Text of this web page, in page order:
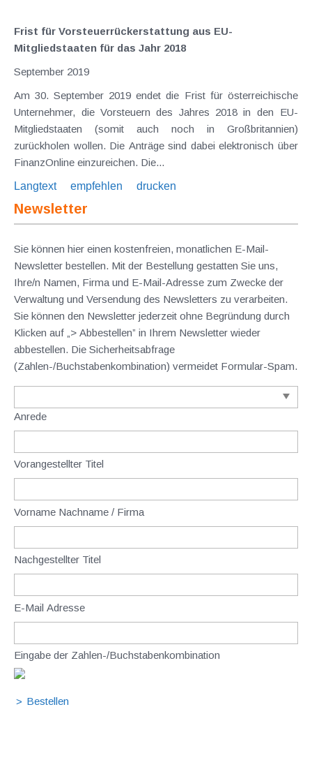
Frist für Vorsteuerrückerstattung aus EU-
Mitgliedstaaten für das Jahr 2018
September 2019
Am 30. September 2019 endet die Frist für österreichische
Unternehmer, die Vorsteuern des Jahres 2018 in den EU-
Mitgliedstaaten (somit auch noch in Großbritannien)
zurückholen wollen. Die Anträge sind dabei elektronisch über
FinanzOnline einzureichen. Die...
Langtext
empfehlen drucken
Newsletter
Sie können hier einen kostenfreien, monatlichen E-Mail-
Newsletter bestellen. Mit der Bestellung gestatten Sie uns,
Ihre/n Namen, Firma und E-Mail-Adresse zum Zwecke der
Verwaltung und Versendung des Newsletters zu verarbeiten.
Sie können den Newsletter jederzeit ohne Begründung durch
Klicken auf „> Abbestellen” in Ihrem Newsletter wieder
abbestellen. Die Sicherheitsabfrage
(Zahlen-/Buchstabenkombination) vermeidet Formular-Spam.
Anrede
Vorangestellter Titel
Vorname Nachname / Firma
Nachgestellter Titel
E-Mail Adresse
Eingabe der Zahlen-/Buchstabenkombination